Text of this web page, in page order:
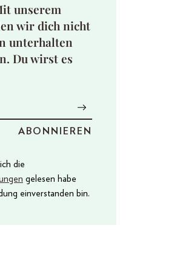
unserem
wir dich nicht
unterhalten
Du wirst es
die
gelesen habe
einverstanden bin.